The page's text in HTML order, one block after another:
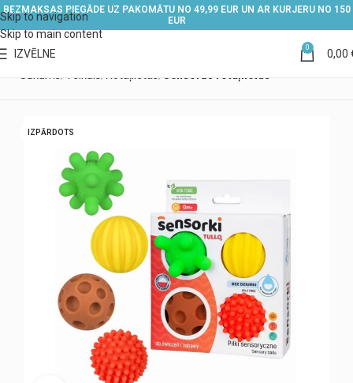
Skip to navigation
Skip to main content
BEZMAKSAS PIEGĀDE UZ PAKOMĀTU NO 49,99 EUR UN AR KURJERU NO 150
EUR
IZVĒLNE 0 0,00
IZPĀRDOTS